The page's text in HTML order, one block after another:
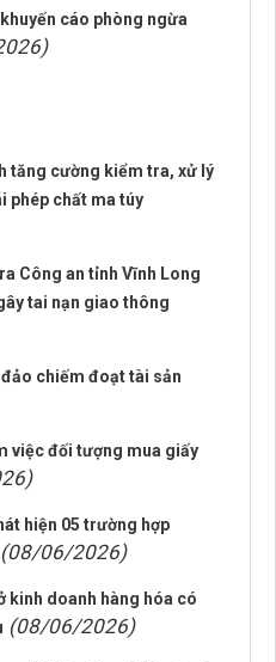
cáo phòng ngừa
tăng cường kiểm tra, xử lý
phép chất ma túy
Công an tỉnh Vĩnh Long
tai nạn giao thông
chiếm đoạt tài sản
việc đối tượng mua giấy
hiện 05 trường hợp
(08/06/2026)
kinh doanh hàng hóa có
(08/06/2026)